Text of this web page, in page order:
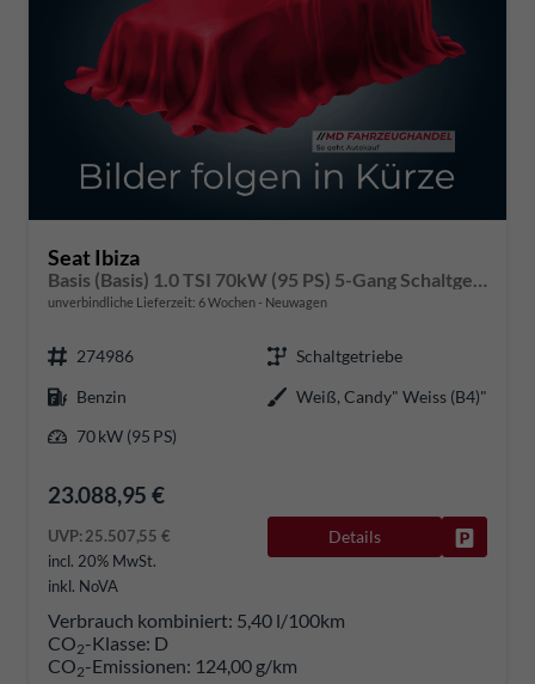
Seat Ibiza
unverbindliche Lieferzeit: 6 Wochen Neuwagen
274986
Schaltgetriebe
Benzin
Weiß, Candy" Weiss (B4)"
70 kW (95 PS)
23.088,95 €
UVP:25.507,55 €
incl. 20% MwSt.
inkl. NoVA
Details
Verbrauch kombiniert: 5,40 l/100km
CO2-Klasse: D
CO2-Emissionen: 124,00 g/km